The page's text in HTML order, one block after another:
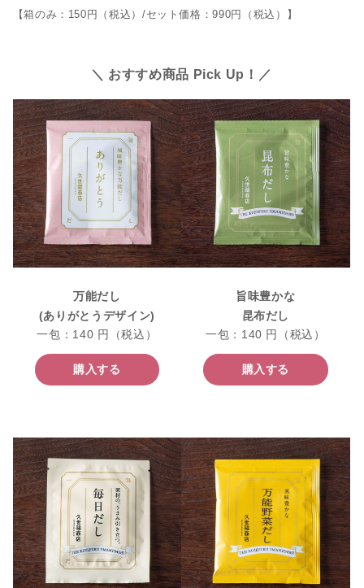
【箱のみ：150円（税込）/セット価格：990円（税込）】
＼ おすすめ商品 Pick Up！／
万能だし
(ありがとうデザイン)
一包：140 円（税込）
購入する
旨味豊かな
昆布だし
一包：140 円（税込）
購入する